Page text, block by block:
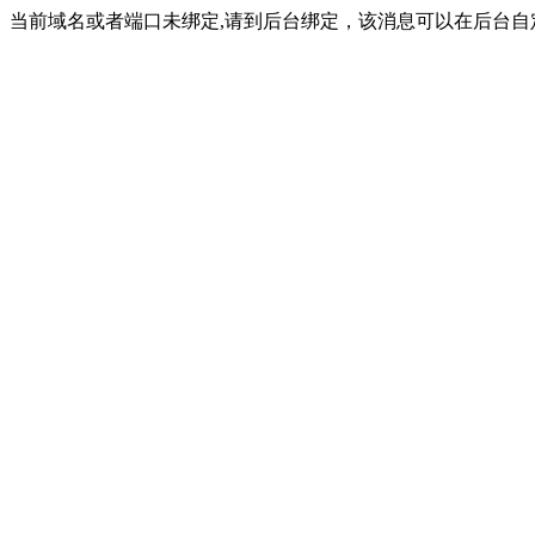
当前域名或者端口未绑定,请到后台绑定，该消息可以在后台自